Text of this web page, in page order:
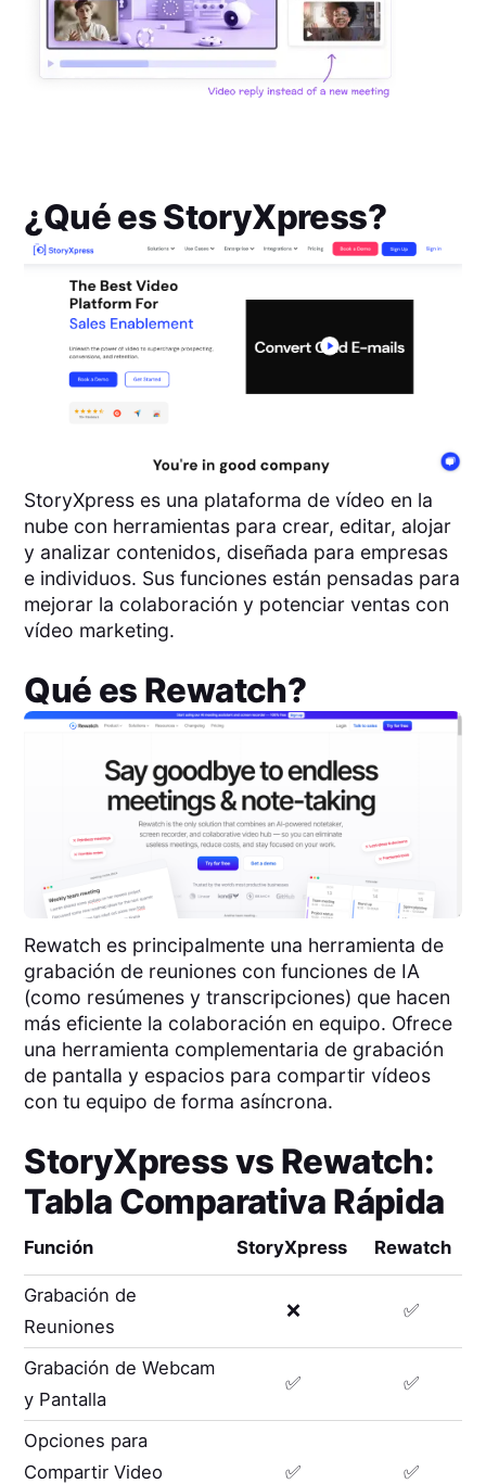
¿Qué esStoryXpress?
StoryXpress es una plataforma de vídeo en la
nube con herramientas para crear, editar, alojar
y analizar contenidos, diseñada para empresas
e individuos. Sus funciones están pensadas para
mejorar la colaboración y potenciar ventas con
vídeo marketing.
Qué es Rewatch?
Rewatch es principalmente una herramienta de
grabación de reuniones con funciones de IA
(como resúmenes y transcripciones) que hacen
más eficiente la colaboración en equipo. Ofrece
una herramienta complementaria de grabación
de pantalla y espacios para compartir vídeos
con tu equipo de forma asíncrona.
StoryXpressvs Rewatch:
Tabla Comparativa Rápida
Función StoryXpress Rewatch
Grabación de
Reuniones
❌ ✅
Grabación de Webcam
y Pantalla
✅ ✅
Opciones para
Compartir Video
✅ ✅